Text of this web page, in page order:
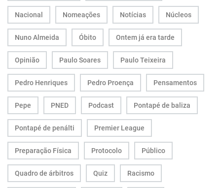
Nacional Nomeações Notícias Núcleos
Nuno Almeida Óbito Ontem já era tarde
Opinião Paulo Soares Paulo Teixeira
Pedro Henriques Pedro Proença Pensamentos
Pepe PNED Podcast Pontapé de baliza
Pontapé de penálti Premier League
Preparação Física Protocolo Público
Quadro de árbitros Quiz Racismo